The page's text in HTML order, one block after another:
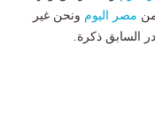
مصر اليوم ونحن غير
السابق ذكرة.